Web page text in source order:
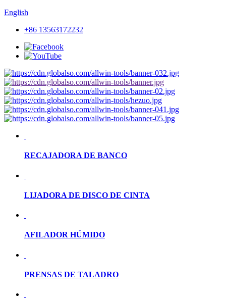
English
+86 13563172232
RECAJADORA DE BANCO
LIJADORA DE DISCO DE CINTA
AFILADOR HÚMIDO
PRENSAS DE TALADRO